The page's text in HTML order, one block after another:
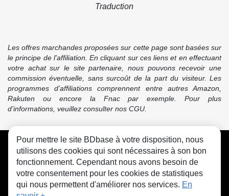
Traduction
Les offres marchandes proposées sur cette page sont basées sur
le principe de l'affiliation. En cliquant sur ces liens et en effectuant
votre achat sur le site partenaire, nous pouvons recevoir une
commission éventuelle, sans surcoût de la part du visiteur. Les
programmes d’affiliations comprennent entre autres Amazon,
Rakuten ou encore la Fnac par exemple. Pour plus
d’informations, veuillez consulter nos CGU.
CGU FAQ Contact Cookies
Pour mettre le site BDbase à votre disposition, nous
utilisons des cookies qui sont nécessaires à son bon
fonctionnement. Cependant nous avons besoin de
votre consentement pour les cookies de statistiques
qui nous permettent d'améliorer nos services. En